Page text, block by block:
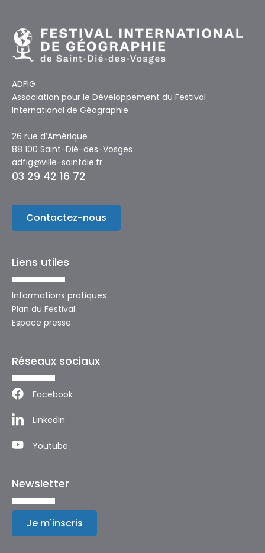
ADFIG
Association pour le Développement du Festival
International de Géographie
26 rue d’Amérique
88 100 Saint-Dié-des-Vosges
adfig@ville-saintdie.fr
03 29 42 16 72
Contactez-nous
Liens utiles
Informations pratiques
Plan du Festival
Espace presse
Réseaux sociaux
Facebook
LinkedIn
Youtube
Newsletter
Je m'inscris